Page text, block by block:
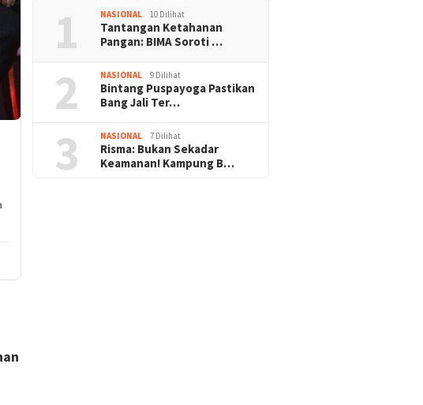
1 NASIONAL 10 Dilihat
Tantangan Ketahanan
Pangan: BIMA Soroti …
2 NASIONAL 9 Dilihat
Bintang Puspayoga Pastikan
Bang Jali Ter…
3 NASIONAL 7 Dilihat
Risma: Bukan Sekadar
Keamanan! Kampung B…